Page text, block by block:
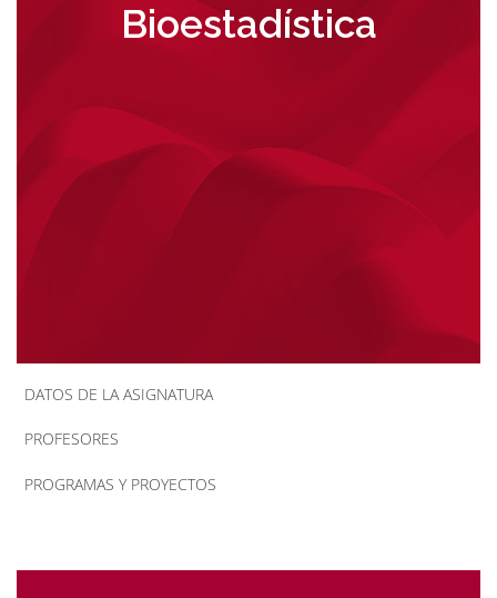
navegación
Bioestadística
DATOS DE LA ASIGNATURA
PROFESORES
PROGRAMAS Y PROYECTOS